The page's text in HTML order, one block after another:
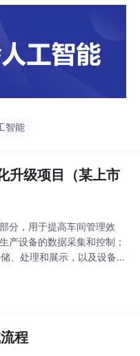
智能
升级项目（某上市
分，用于提高车间管理效
产设备的数据采集和控制；
、处理和展示，以及设备的
程